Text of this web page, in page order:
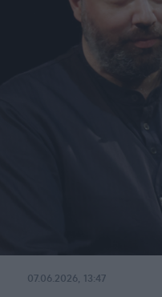
07.06.2026, 13:47